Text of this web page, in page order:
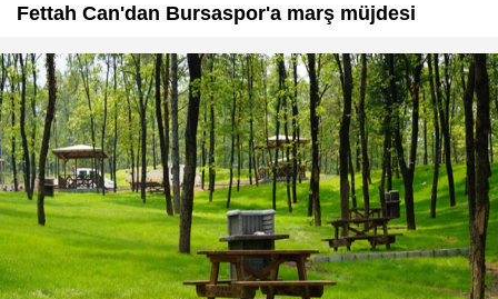
Fettah Can'dan Bursaspor'a marş müjdesi